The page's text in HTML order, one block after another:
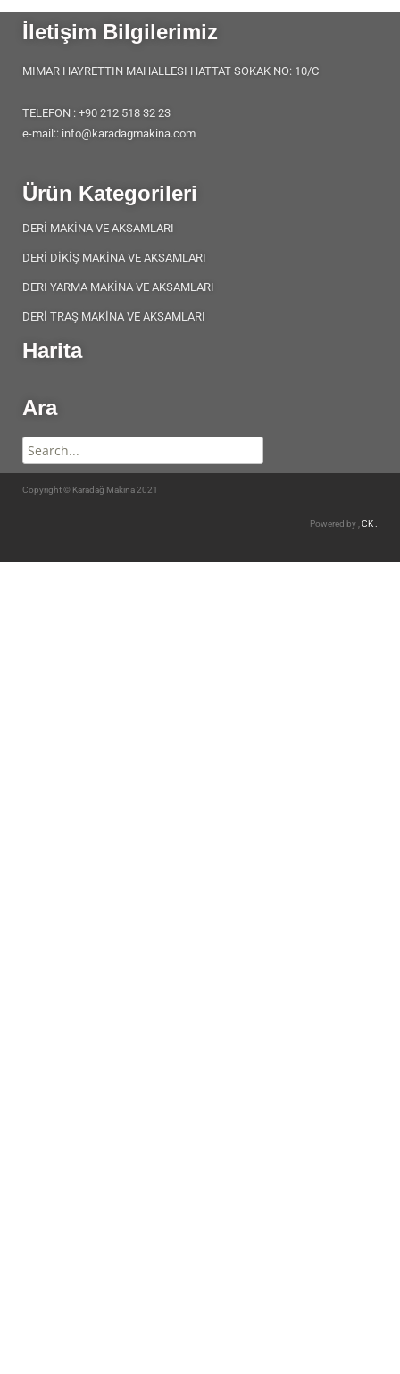
İletişim Bilgilerimiz
MIMAR HAYRETTIN MAHALLESI HATTAT SOKAK NO: 10/C
TELEFON : +90 212 518 32 23
e-mail:: info@karadagmakina.com
Ürün Kategorileri
DERİ MAKİNA VE AKSAMLARI
DERİ DİKİŞ MAKİNA VE AKSAMLARI
DERI YARMA MAKİNA VE AKSAMLARI
DERİ TRAŞ MAKİNA VE AKSAMLARI
Harita
Ara
Copyright © Karadağ Makina 2021
Powered by , CK .